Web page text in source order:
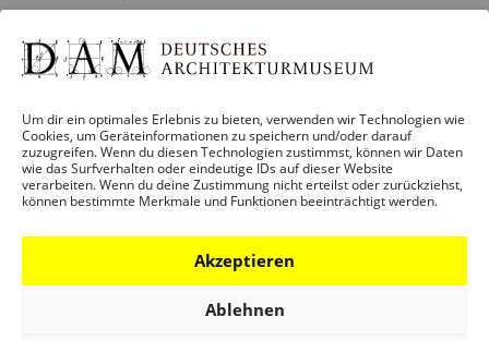
Um dir ein optimales Erlebnis zu bieten, verwenden wir Technologien wie
Cookies, um Geräteinformationen zu speichern und/oder darauf
zuzugreifen. Wenn du diesen Technologien zustimmst, können wir Daten
wie das Surfverhalten oder eindeutige IDs auf dieser Website
verarbeiten. Wenn du deine Zustimmung nicht erteilst oder zurückziehst,
können bestimmte Merkmale und Funktionen beeinträchtigt werden.
Akzeptieren
Ablehnen
PROGRAMM
Ausstellungen
Veranstaltungen